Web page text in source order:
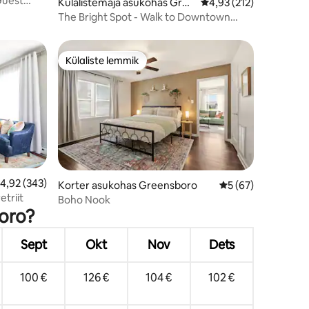
nsboro
The Bright Spot - Walk to Downtown
hinnang 4,92/5, 343 hinnangut
4,92 (343)
Külaliste lemmik
Külaliste lemmik
Korter asukohas Greensboro Keskmine
5 (67)
Boho Nook
Sept Okt Nov Dets
100 € 126 € 104 € 102 €